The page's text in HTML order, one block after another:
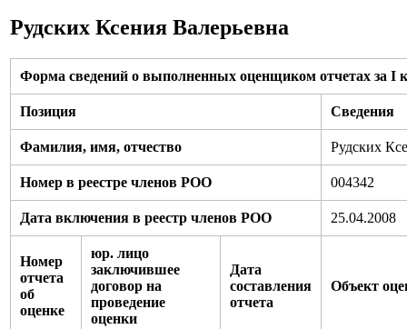
Рудских Ксения Валерьевна
Форма сведений о выполненных оценщиком отчетах за I
Позиция Сведения
Фамилия, имя, отчество Рудских
Номер в реестре членов РОО 004342
Дата включения в реестр членов РОО 25.04.2008
Номер
отчета
об
оценке
юр. лицо
заключившее
договор на
проведение
оценки
Дата
составления
отчета
Объект